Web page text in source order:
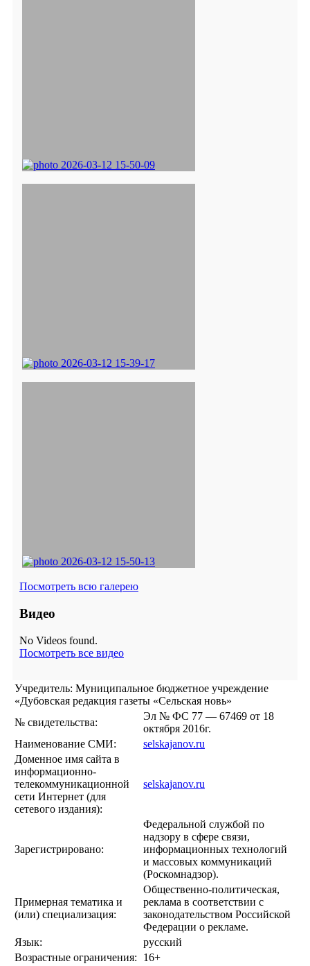
Посмотреть всю галерею
Видео
No Videos found.
Посмотреть все видео
Учредитель: Муниципальное бюджетное учреждение
«Дубовская редакция газеты «Сельская новь»
№ свидетельства:
Эл № ФС 77 — 67469 от 18
октября 2016г.
Наименование СМИ:
selskajanov.ru
Доменное имя сайта в
информационно-
телекоммуникационной
сети Интернет (для
сетевого издания):
selskajanov.ru
Зарегистрировано:
Федеральной службой по
надзору в сфере связи,
информационных технологий
и массовых коммуникаций
(Роскомнадзор).
Примерная тематика и
(или) специализация:
Общественно-политическая,
реклама в соответствии с
законодательством Российской
Федерации о рекламе.
Язык:
русский
Возрастные ограничения:
16+